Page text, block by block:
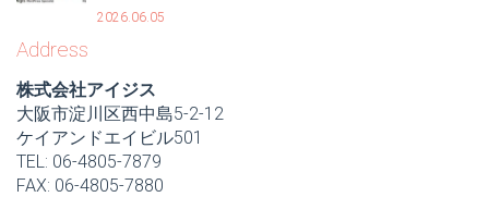
2026.06.05
Address
株式会社アイジス
大阪市淀川区西中島5-2-12
ケイアンドエイビル501
TEL: 06-4805-7879
FAX: 06-4805-7880